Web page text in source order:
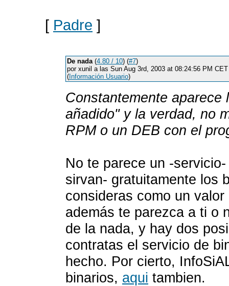
[ Padre ]
De nada(4.80 / 10) (#7)
por xunil a las Sun Aug 3rd, 2003 at 08:24:56 PM CET
( Información Usuario)
Constantemente
añadido" y la verdad, no
RPM o un DEB con el
No te parece un -
sirvan- gratuitamente los
consideras como un
además te parezca a ti o
de la nada, y hay dos
contratas el servicio de
hecho. Por cierto,
binarios, aqui tambien.